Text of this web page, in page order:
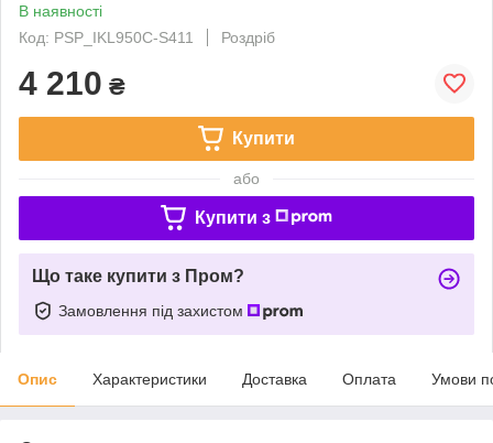
В наявності
Код: PSP_IKL950C-S411
Роздріб
4 210 ₴
Купити
або
Купити з
Що таке купити з Пром?
Замовлення під захистом
Опис Характеристики Доставка Оплата Умови